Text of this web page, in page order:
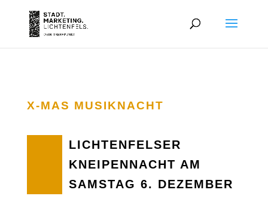
X-MAS MUSIKNACHT
LICHTENFELSER
KNEIPENNACHT AM
SAMSTAG 6. DEZEMBER